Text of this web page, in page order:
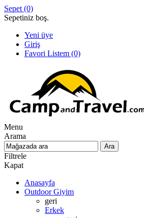
Sepet (0)
Sepetiniz boş.
Yeni üye
Giriş
Favori Listem (0)
Menu
Arama
Filtrele
Kapat
Anasayfa
Outdoor Giyim
geri
Erkek